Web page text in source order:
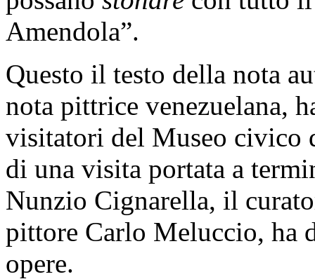
Amendola”.
Questo il testo della nota
nota pittrice venezuelana,
visitatori del Museo civico
di una visita portata a
Nunzio Cignarella, il
pittore Carlo Meluccio, ha
opere.